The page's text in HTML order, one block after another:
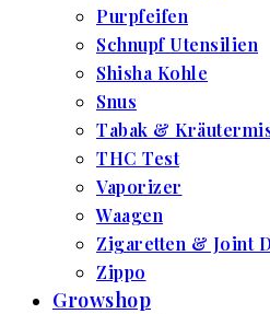
Purpfeifen
Schnupf Utensilien
Shisha Kohle
Snus
Tabak &
THC Test
Vaporizer
Waagen
Zigaretten & Joint
Zippo
Growshop